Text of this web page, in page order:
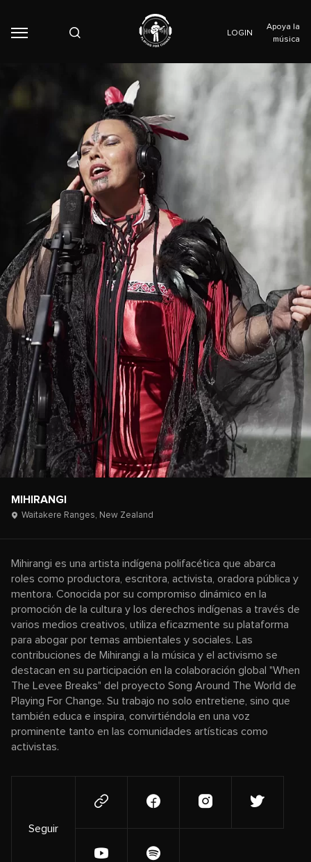
LOGIN
Apoya la
música
MIHIRANGI
Waitakere Ranges, New Zealand
Mihirangi es una artista indígena polifacética que abarca
roles como productora, escritora, activista, oradora pública y
mentora. Conocida por su compromiso dinámico en la
promoción de la cultura y los derechos indígenas a través de
varios medios creativos, utiliza eficazmente su plataforma
para abogar por temas ambientales y sociales. Las
contribuciones de Mihirangi a la música y el activismo se
destacan en su participación en la colaboración global "When
The Levee Breaks" del proyecto Song Around The World de
Playing For Change. Su trabajo no solo entretiene, sino que
también educa e inspira, convirtiéndola en una voz
prominente tanto en las comunidades artísticas como
activistas.
Seguir